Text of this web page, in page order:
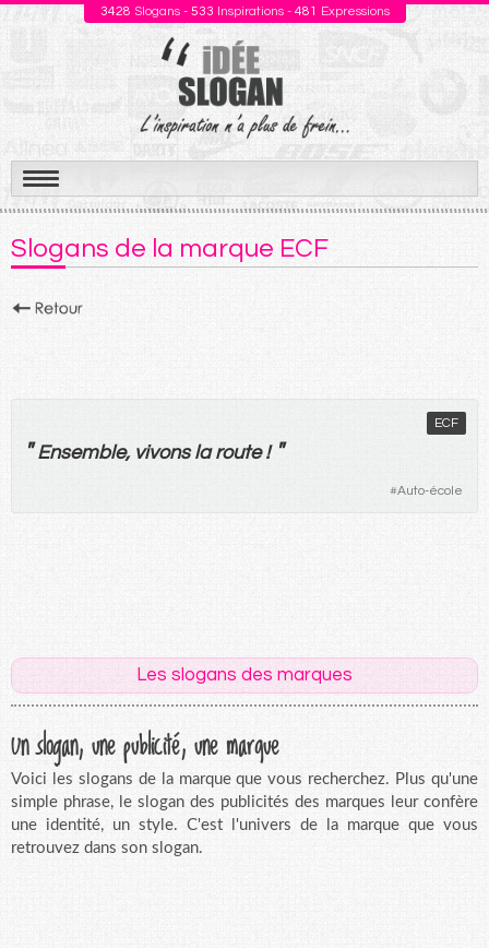
3428 Slogans - 533 Inspirations - 481 Expressions
Aller
au
contenu
Slogans de la marque ECF
ECF
" Ensemble, vivons la route! "
#Auto-école
Les slogans des marques
Un slogan, une publicité, une marque
Voici les slogans de la marque que vous recherchez. Plus qu'une
simple phrase, le slogan des publicités des marques leur confère
une identité, un style. C'est l'univers de la marque que vous
retrouvez dans son slogan.